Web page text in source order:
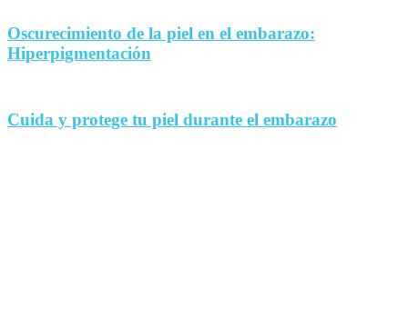
Oscurecimiento de la piel en el embarazo:
Hiperpigmentación
Cuida y protege tu piel durante el embarazo